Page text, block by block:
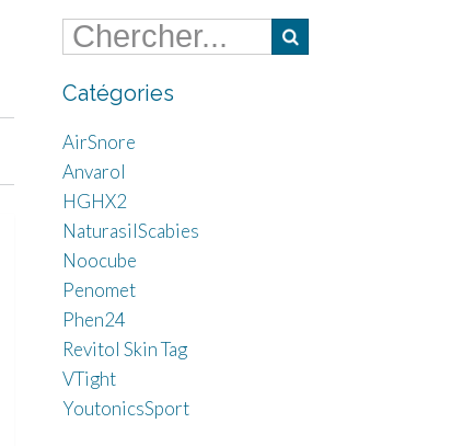
Catégories
AirSnore
Anvarol
HGHX2
NaturasilScabies
Noocube
Penomet
Phen24
Revitol Skin Tag
VTight
YoutonicsSport